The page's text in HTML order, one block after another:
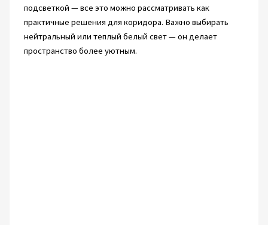
подсветкой — все это можно рассматривать как
практичные решения для коридора. Важно выбирать
нейтральный или теплый белый свет — он делает
пространство более уютным.